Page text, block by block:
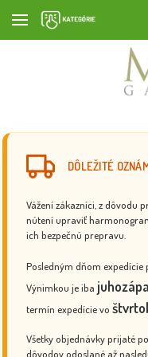
DÔLEŽITÉ
Vážení zákazníci, z dôvodu
nútení upraviť
ich bezpečnú prepravu.
Posledným dňom expedície
Výnimkou je iba
termín expedície vo
Všetky objednávky prijaté
dôvodov odoslané až